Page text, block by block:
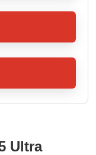
Ultra